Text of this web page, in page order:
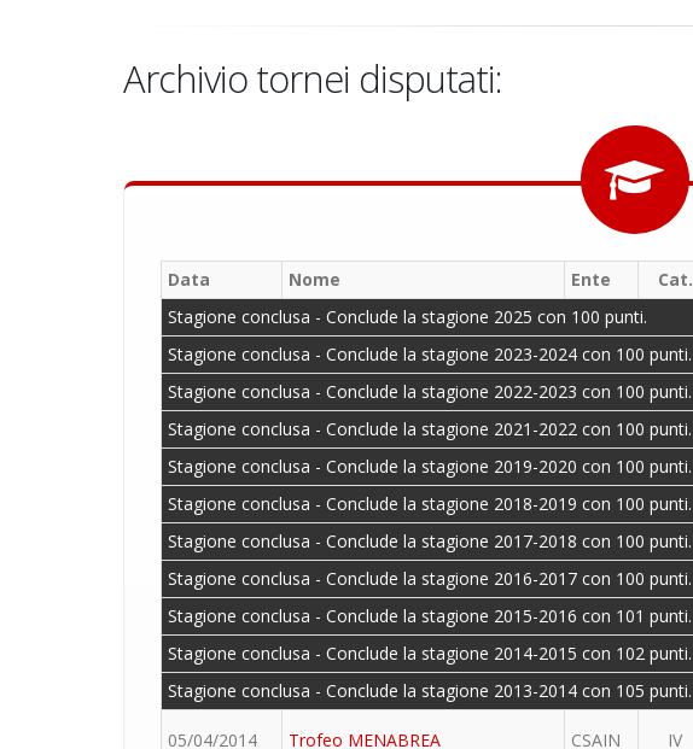
Archivio tornei disputati:
Data Nome Ente Cat.
Stagione conclusa - Conclude la stagione 2025 con 100 punti.
Stagione conclusa - Conclude la stagione 2023-2024 con 100 punti.
Stagione conclusa - Conclude la stagione 2022-2023 con 100 punti.
Stagione conclusa - Conclude la stagione 2021-2022 con 100 punti.
Stagione conclusa - Conclude la stagione 2019-2020 con 100 punti.
Stagione conclusa - Conclude la stagione 2018-2019 con 100 punti.
Stagione conclusa - Conclude la stagione 2017-2018 con 100 punti.
Stagione conclusa - Conclude la stagione 2016-2017 con 100 punti.
Stagione conclusa - Conclude la stagione 2015-2016 con 101 punti.
Stagione conclusa - Conclude la stagione 2014-2015 con 102 punti.
Stagione conclusa - Conclude la stagione 2013-2014 con 105 punti.
05/04/2014 Trofeo MENABREA CSAIN IV